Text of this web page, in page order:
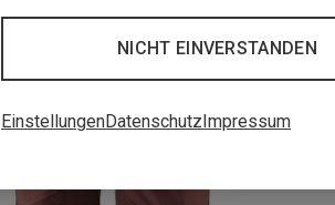
NICHT EINVERSTANDEN
EinstellungenDatenschutzImpressum